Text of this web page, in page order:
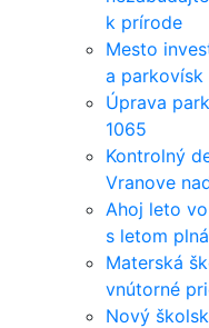
k prírode
Mesto
a parkovísk
Úprava
1065
Kontrolný
Vranove
Ahoj leto
s letom
Materská
vnútorné
Nový